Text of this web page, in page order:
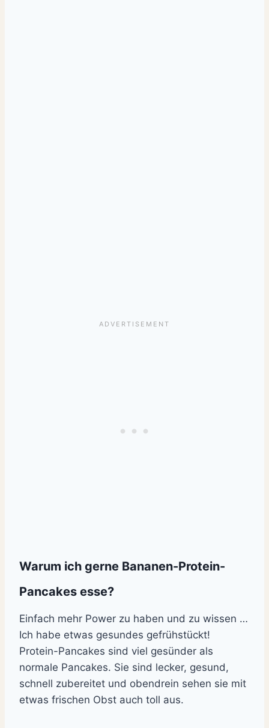
Warum ich gerne Bananen-Protein-
Pancakes esse?
Einfach mehr Power zu haben und zu wissen …
Ich habe etwas gesundes gefrühstückt!
Protein-Pancakes sind viel gesünder als
normale Pancakes. Sie sind lecker, gesund,
schnell zubereitet und obendrein sehen sie mit
etwas frischen Obst auch toll aus.